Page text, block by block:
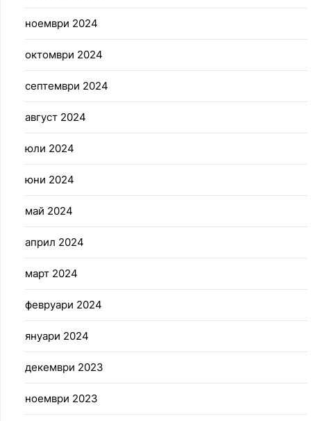
ноември 2024
октомври 2024
септември 2024
август 2024
юли 2024
юни 2024
май 2024
април 2024
март 2024
февруари 2024
януари 2024
декември 2023
ноември 2023